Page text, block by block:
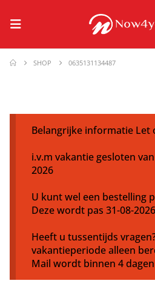
SHOP 0635131134487
Belangrijke informatie Let
i.v.m vakantie gesloten
2026
U kunt wel een bestelling
Deze wordt pas 31-08-
Heeft u tussentijds
vakantieperiode alleen
Mail wordt binnen 4